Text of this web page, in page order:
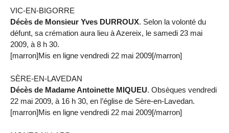
VIC-EN-BIGORRE
Décès de Monsieur Yves DURROUX. Selon la volonté du
défunt, sa crémation aura lieu à Azereix, le samedi 23 mai
2009, à 8 h 30.
[marron]Mis en ligne vendredi 22 mai 2009[/marron]
SÈRE-EN-LAVEDAN
Décès de Madame Antoinette MIQUEU. Obsèques vendredi
22 mai 2009, à 16 h 30, en l’église de Sère-en-Lavedan.
[marron]Mis en ligne vendredi 22 mai 2009[/marron]